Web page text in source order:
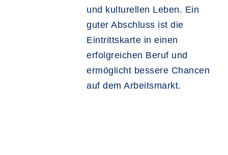
und kulturellen Leben. Ein
guter Abschluss ist die
Eintrittskarte in einen
erfolgreichen Beruf und
ermöglicht bessere Chancen
auf dem Arbeitsmarkt.